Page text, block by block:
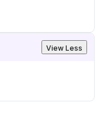
View Less